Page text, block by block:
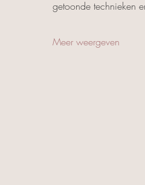
getoonde technieken
Meer weergeven